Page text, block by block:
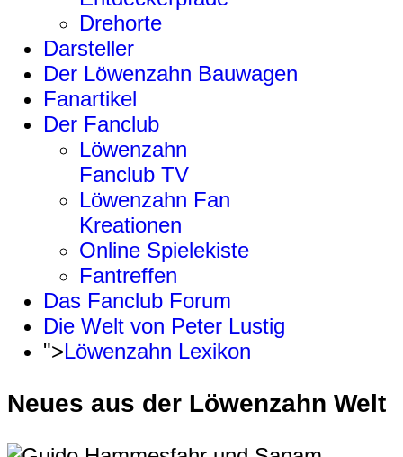
Drehorte
Darsteller
Der Löwenzahn Bauwagen
Fanartikel
Der Fanclub
Löwenzahn
Fanclub TV
Löwenzahn Fan
Kreationen
Online Spielekiste
Fantreffen
Das Fanclub Forum
Die Welt von Peter Lustig
">Löwenzahn Lexikon
Neues aus der Löwenzahn Welt